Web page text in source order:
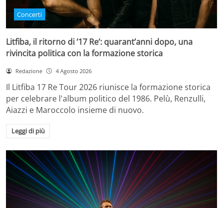
Concerti
Litfiba, il ritorno di ’17 Re’: quarant’anni dopo, una
rivincita politica con la formazione storica
Redazione 4 Agosto 2026
Il Litfiba 17 Re Tour 2026 riunisce la formazione storica
per celebrare l'album politico del 1986. Pelù, Renzulli,
Aiazzi e Maroccolo insieme di nuovo.
Leggi di più